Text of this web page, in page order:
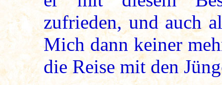
zufrieden, und auch
Mich dann keiner
die Reise mit den